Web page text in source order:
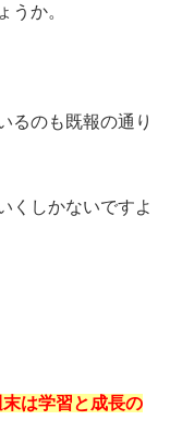
うか。
るのも既報の通り
くしかないですよ
末は学習と成長の